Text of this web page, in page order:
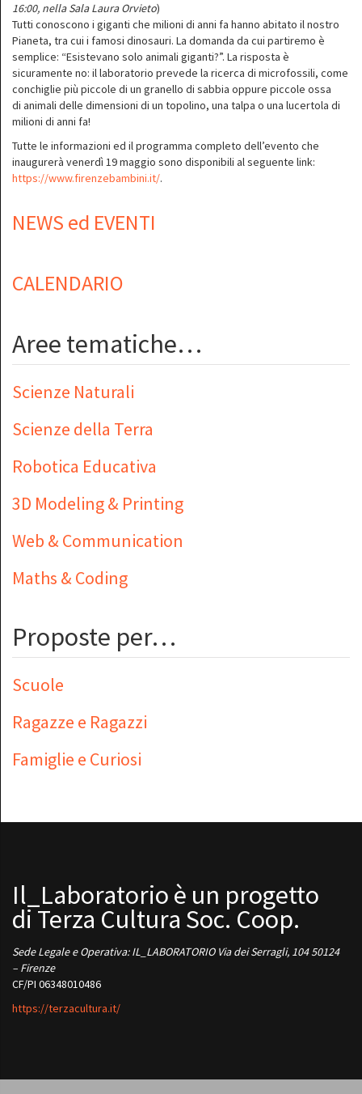
16:00, nella Sala Laura Orvieto)
Tutti conoscono i giganti che milioni di anni fa hanno abitato il nostro
Pianeta, tra cui i famosi dinosauri. La domanda da cui partiremo è
semplice: “Esistevano solo animali giganti?”. La risposta è
sicuramente no: il laboratorio prevede la ricerca di microfossili, come
conchiglie più piccole di un granello di sabbia oppure piccole ossa
di animali delle dimensioni di un topolino, una talpa o una lucertola di
milioni di anni fa!
Tutte le informazioni ed il programma completo dell’evento che
inaugurerà venerdì 19 maggio sono disponibili al seguente link:
https://www.firenzebambini.it/.
NEWS ed EVENTI
CALENDARIO
Aree tematiche…
Scienze Naturali
Scienze della Terra
Robotica Educativa
3D Modeling & Printing
Web & Communication
Maths & Coding
Proposte per…
Scuole
Ragazze e Ragazzi
Famiglie e Curiosi
Il_Laboratorio è un progetto
di Terza Cultura Soc. Coop.
Sede Legale e Operativa: IL_LABORATORIO Via dei Serragli, 104 50124
– Firenze
CF/PI 06348010486
https://terzacultura.it/